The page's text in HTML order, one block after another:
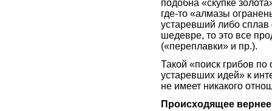
подобна «скупке
где-то «алмазы
устаревший либо
шедевре, то это все
(«переплавки» и пр.).
Такой «поиск грибов
устаревших идей» к
не имеет никакого
Происходящее